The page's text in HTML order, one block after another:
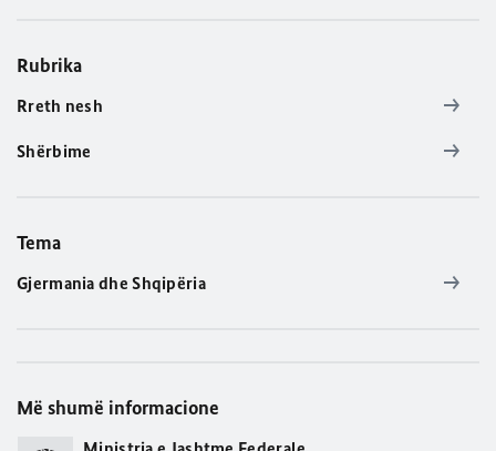
Rubrika
Rreth nesh
Shërbime
Tema
Gjermania dhe Shqipëria
Më shumë informacione